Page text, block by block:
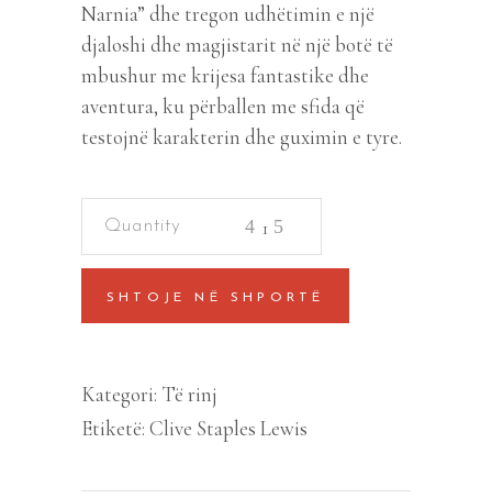
Narnia” dhe tregon udhëtimin e një
djaloshi dhe magjistarit në një botë të
mbushur me krijesa fantastike dhe
aventura, ku përballen me sfida që
testojnë karakterin dhe guximin e tyre.
magjistarit
quantity
SHTOJE NË SHPORTË
Kategori: Të rinj
Etiketë: Clive Staples Lewis